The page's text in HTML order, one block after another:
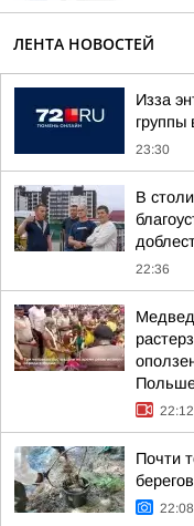
ЛЕНТА НОВОСТЕЙ
Изза
группы
23:30
В
22:36
Польше
22:12
Почти
22:08